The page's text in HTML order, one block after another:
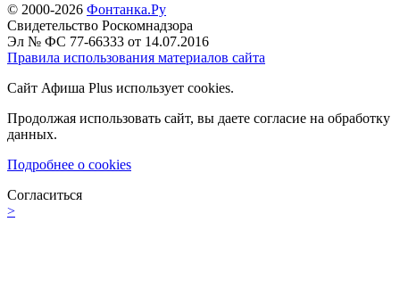
© 2000-2026 Фонтанка.Ру
Свидетельство Роскомнадзора
Эл № ФС 77-66333 от 14.07.2016
Правила использования материалов сайта
Сайт Афиша Plus использует cookies.
Продолжая использовать сайт, вы даете согласие на обработку
данных.
Подробнее о cookies
Согласиться
>